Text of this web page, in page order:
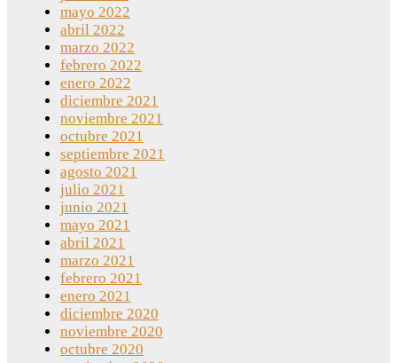
mayo 2022
abril 2022
marzo 2022
febrero 2022
enero 2022
diciembre 2021
noviembre 2021
octubre 2021
septiembre 2021
agosto 2021
julio 2021
junio 2021
mayo 2021
abril 2021
marzo 2021
febrero 2021
enero 2021
diciembre 2020
noviembre 2020
octubre 2020